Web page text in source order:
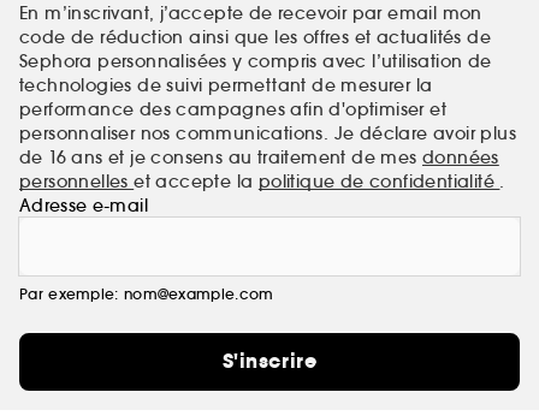
En m’inscrivant, j’accepte de recevoir par email mon
code de réduction ainsi que les offres et actualités de
Sephora personnalisées y compris avec l’utilisation de
technologies de suivi permettant de mesurer la
performance des campagnes afin d'optimiser et
personnaliser nos communications. Je déclare avoir plus
de 16 ans et je consens au traitement de mes données
personnelleset accepte la politique de confidentialité .
Adresse e-mail
Par exemple: nom@example.com
S'inscrire